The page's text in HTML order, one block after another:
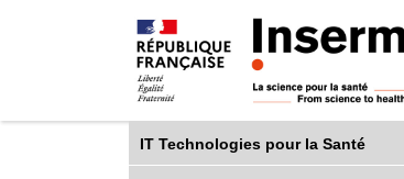
IT Technologies pour la Santé